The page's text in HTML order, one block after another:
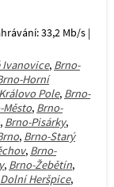
33,2 Mb/s |
Ivanovice, Brno-
Horní
Pole, Brno-
Město, Brno-
, Brno-Pisárky,
, Brno-Starý
, Brno-
, Brno-Žebětín,
Dolní Heršpice,